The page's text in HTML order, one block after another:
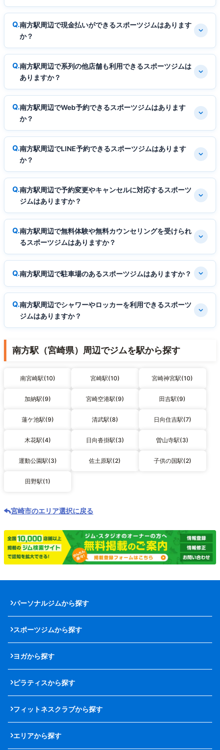
南方駅周辺で現金払いができるスポーツジムはあります
か？
南方駅周辺で系列の他店舗も利用できるスポーツジムは
ありますか？
南方駅周辺でWeb予約できるスポーツジムはあります
か？
南方駅周辺でLINE予約できるスポーツジムはあります
か？
南方駅周辺で予約変更やキャンセルに対応するスポーツ
ジムはありますか？
南方駅周辺で無料体験や無料カウンセリングを受けられ
るスポーツジムはありますか？
南方駅周辺で駐車場のあるスポーツジムはありますか？
南方駅周辺でシャワーやロッカーを利用できるスポーツ
ジムはありますか？
南方駅（宮崎県）周辺でジムを駅から探す
南宮崎駅(10) 宮崎駅(10) 宮崎神宮駅(10)
加納駅(9) 宮崎空港駅(9) 田吉駅(9)
蓮ケ池駅(9) 清武駅(8) 日向住吉駅(7)
木花駅(4) 日向沓掛駅(3) 曽山寺駅(3)
運動公園駅(3) 佐土原駅(2) 子供の国駅(2)
田野駅(1)
宮崎市のエリア選択に戻る
パーソナルジムから探す
スポーツジムから探す
ヨガから探す
ピラティスから探す
フィットネスクラブから探す
エリアから探す